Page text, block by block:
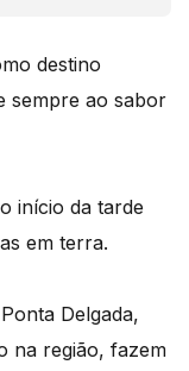
destino
sempre ao sabor
início da tarde
em terra.
Delgada,
na região, fazem